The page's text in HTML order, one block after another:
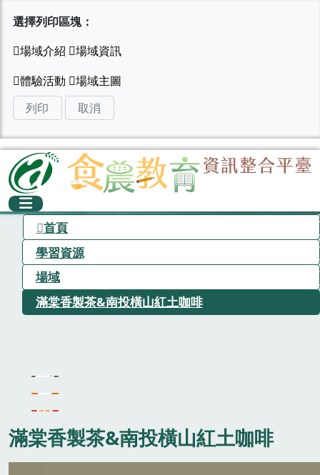
選擇列印區塊：
列印 取消
首頁
學習資源
場域
滿棠香製茶&南投橫山紅土咖啡
滿棠香製茶&南投橫山紅土咖啡